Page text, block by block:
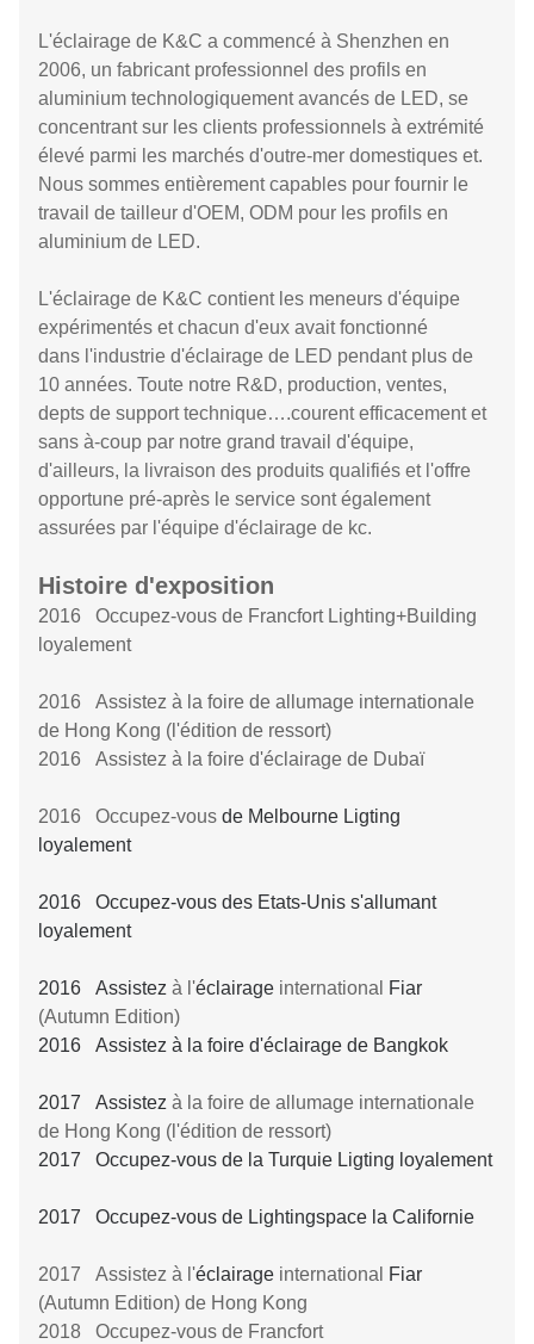
L'éclairage de K&C a commencé à Shenzhen en
2006, un fabricant professionnel des profils en
aluminium technologiquement avancés de LED, se
concentrant sur les clients professionnels à extrémité
élevé parmi les marchés d'outre-mer domestiques et.
Nous sommes entièrement capables pour fournir le
travail de tailleur d'OEM, ODM pour les profils en
aluminium de LED.
L'éclairage de K&C contient les meneurs d'équipe
expérimentés et chacun d'eux avait fonctionné
dans l'industrie d'éclairage de LED pendant plus de
10 années. Toute notre R&D, production, ventes,
depts de support technique….courent efficacement et
sans à-coup par notre grand travail d'équipe,
d'ailleurs, la livraison des produits qualifiés et l'offre
opportune pré-après le service sont également
assurées par l'équipe d'éclairage de kc.
Histoire d'exposition
2016 Occupez-vous de Francfort Lighting+Building
loyalement
2016 Assistez à la foire de allumage internationale
de Hong Kong (l'édition de ressort)
2016 Assistez à la foire d'éclairage de Dubaï
2016 Occupez-vous de Melbourne Ligting
loyalement
2016 Occupez-vous des Etats-Unis s'allumant
loyalement
2016 Assistez à l'éclairage international
Fiar
(Autumn Edition)
2016 Assistez à la foire d'éclairage de Bangkok
2017 Assistez à la foire de allumage internationale
de Hong Kong (l'édition de ressort)
2017 Occupez-vous de la Turquie Ligting loyalement
2017 Occupez-vous de Lightingspace la Californie
2017 Assistez à l'éclairage international
Fiar
(Autumn Edition) de Hong Kong
2018 Occupez-vous de Francfort